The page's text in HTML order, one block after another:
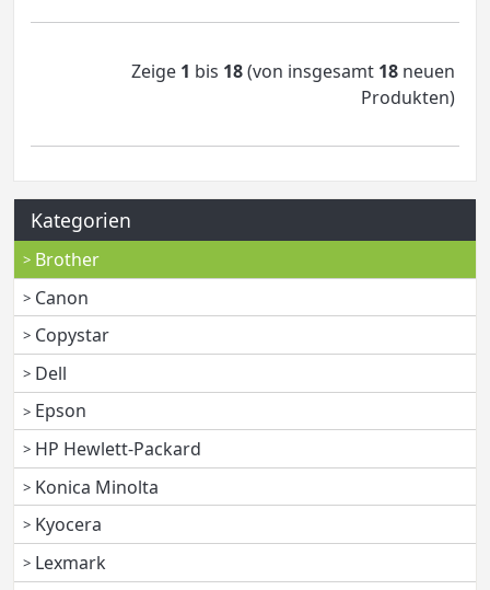
Zeige 1 bis 18(von insgesamt 18 neuen
Produkten)
Kategorien
Brother
Canon
Copystar
Dell
Epson
HP Hewlett-Packard
Konica Minolta
Kyocera
Lexmark